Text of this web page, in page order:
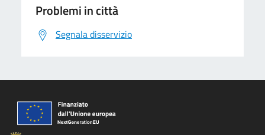
Problemi in città
Segnala disservizio